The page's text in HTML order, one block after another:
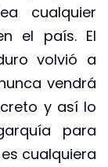
cualquier
el país. El
volvió a
vendrá
y así lo
para
cualquiera